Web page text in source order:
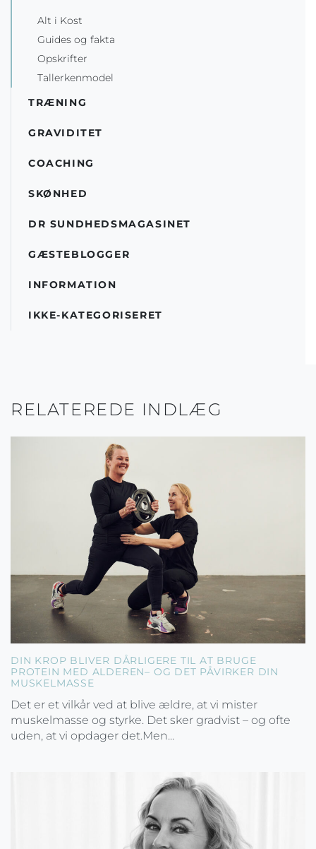
Alt i Kost
Guides og fakta
Opskrifter
Tallerkenmodel
TRÆNING
GRAVIDITET
COACHING
SKØNHED
DR SUNDHEDSMAGASINET
GÆSTEBLOGGER
INFORMATION
IKKE-KATEGORISERET
RELATEREDE INDLÆG
DIN KROP BLIVER DÅRLIGERE TIL AT BRUGE
PROTEIN MED ALDEREN– OG DET PÅVIRKER DIN
MUSKELMASSE
Det er et vilkår ved at blive ældre, at vi mister
muskelmasse og styrke. Det sker gradvist – og ofte
uden, at vi opdager det.Men...